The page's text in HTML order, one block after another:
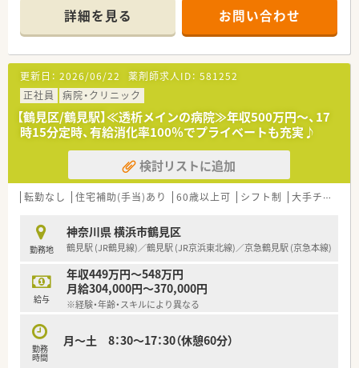
■病院での経験は不問、専門病院でスキルアップしたい方におす
すめです♪
詳細を見る お問い合わせ
更新日： 2026/06/22 薬剤師求人ID： 581252
正社員
病院・クリニック
【鶴見区/鶴見駅】≪透析メインの病院≫年収500万円～、17
時15分定時、有給消化率100％でプライベートも充実♪
検討リストに追加
転勤なし 住宅補助(手当)あり 60歳以上可 シフト制 大手チェーン以外
勤務地
神奈川県 横浜市鶴見区
鶴見駅 (JR鶴見線)／鶴見駅 (JR京浜東北線)／京急鶴見駅 (京急本線)
給与
年収449万円～548万円
月給304,000円～370,000円
※経験・年齢・スキルにより異なる
勤務
時間
月～土 8：30～17：30（休憩60分）